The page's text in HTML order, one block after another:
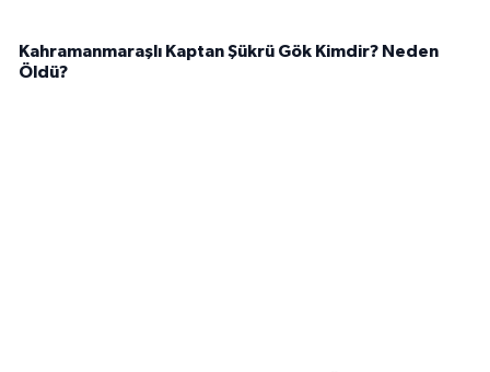
Kahramanmaraşlı Kaptan Şükrü Gök Kimdir? Neden
Öldü?